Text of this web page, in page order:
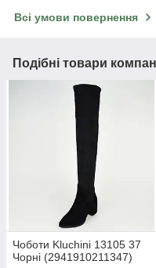
Всі умови повернення
Подібні товари
Чоботи Kluchini 13105 37
Чорні (2941910211347)